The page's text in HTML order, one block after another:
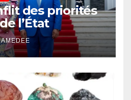
des priorités
l’État
AMEDEE